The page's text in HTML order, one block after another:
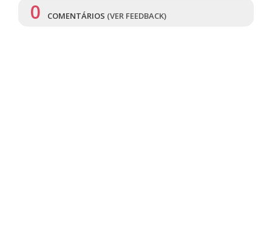
0 COMENTÁRIOS (VER FEEDBACK)